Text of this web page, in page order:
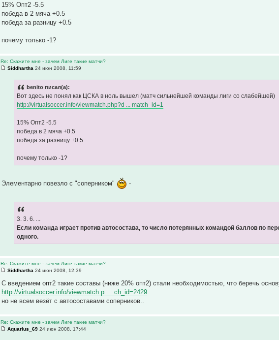
15% Опт2 -5.5
победа в 2 мяча +0.5
победа за разницу +0.5
почему только -1?
Re: Скажите мне - зачем Лиге такие матчи?
Siddhartha 24 июн 2008, 11:59
benito писал(а):
Вот здесь не понял как ЦСКА в ноль вышел (матч сильнейшей команды лиги со слабейшей)
http://virtualsoccer.info/viewmatch.php?d ... match_id=1
15% Опт2 -5.5
победа в 2 мяча +0.5
победа за разницу +0.5
почему только -1?
Элементарно повезло с "соперником" -
3. 3. 6. ...
Если команда играет против автосостава, то число потерянных командой баллов по
одного.
Re: Скажите мне - зачем Лиге такие матчи?
Siddhartha 24 июн 2008, 12:39
C введением опт2 такие составы (ниже 20% опт2) стали необходимостью, что беречь
http://virtualsoccer.info/viewmatch.p ... ch_id=2429
но не всем везёт с автосоставами соперников..
Re: Скажите мне - зачем Лиге такие матчи?
Aquarius_69 24 июн 2008, 17:44